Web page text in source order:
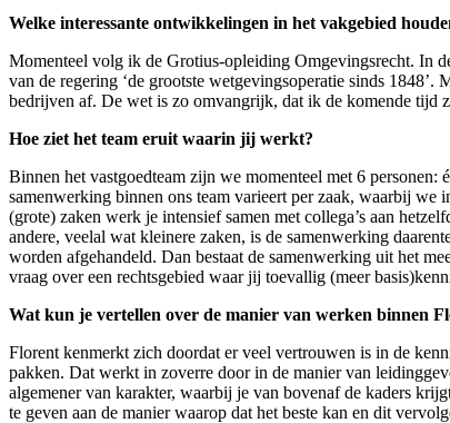
Welke interessante ontwikkelingen in het vakgebied
Momenteel volg ik de Grotius-opleiding Omgevingsrecht. In
van de regering ‘de grootste wetgevingsoperatie sinds
bedrijven af. De wet is zo omvangrijk, dat ik de komende tijd
Hoe ziet het team eruit waarin jij werkt?
Binnen het vastgoedteam zijn we momenteel met 6 personen:
samenwerking binnen ons team varieert per zaak, waarbij we
(grote) zaken werk je intensief samen met collega’s aan
andere, veelal wat kleinere zaken, is de samenwerking
worden afgehandeld. Dan bestaat de samenwerking uit het
vraag over een rechtsgebied waar jij toevallig (meer
Wat kun je vertellen over de manier van werken binnen
Florent kenmerkt zich doordat er veel vertrouwen is in de
pakken. Dat werkt in zoverre door in de manier van
algemener van karakter, waarbij je van bovenaf de kaders
te geven aan de manier waarop dat het beste kan en dit